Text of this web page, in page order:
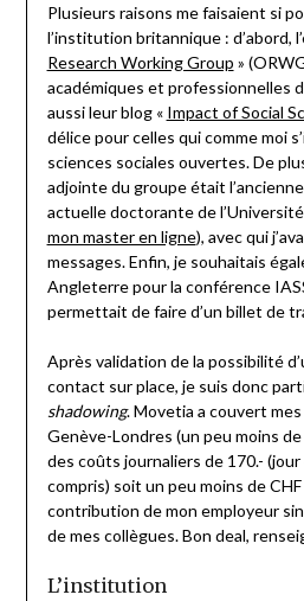
Plusieurs raisons me faisaient si
l’institution britannique : d’abord,
Research Working Group »
académiques et professionnelles
aussi leur blog « Impact of Social
délice pour celles qui comme moi
sciences sociales ouvertes. De
adjointe du groupe était
actuelle doctorante de l’Université
mon master en ligne), avec qui
messages. Enfin, je souhaitais
Angleterre pour la conférence
permettait de faire d’un billet de
Après validation de la possibilité
contact sur place, je suis donc
shadowing. Movetia a couvert
Genève-Londres (un peu moins de
des coûts journaliers de 170.-
compris) soit un peu moins de
contribution de mon employeur
de mes collègues. Bon deal,
L’institution